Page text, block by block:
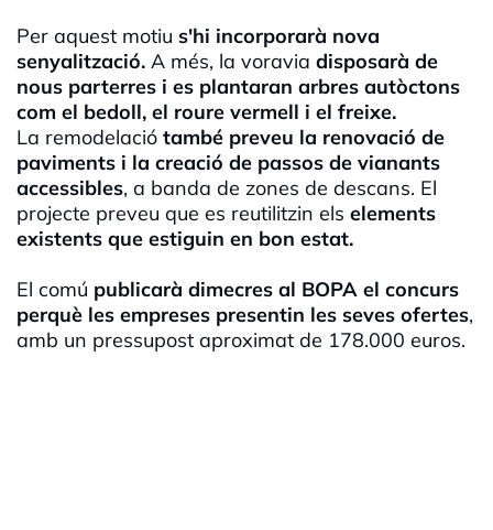
Per aquest motiu s'hi incorporarà nova
senyalització. A més, la voravia disposarà de
nous parterres i es plantaran arbres autòctons
com el bedoll, el roure vermell i el freixe.
La remodelació també preveu la renovació de
paviments i la creació de passos de vianants
accessibles, a banda de zones de descans. El
projecte preveu que es reutilitzin els elements
existents que estiguin en bon estat.
El comú publicarà dimecres al BOPA el concurs
perquè les empreses presentin les seves ofertes,
amb un pressupost aproximat de 178.000 euros.